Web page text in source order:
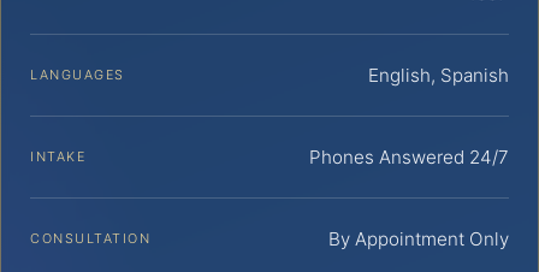
LANGUAGES English, Spanish
INTAKE Phones Answered 24/7
CONSULTATION By Appointment Only